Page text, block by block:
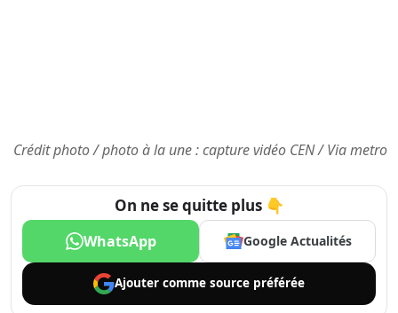
Crédit photo / photo à la une : capture vidéo CEN / Via metro
On ne se quitte plus 👇
WhatsApp Google Actualités
Ajouter comme source préférée